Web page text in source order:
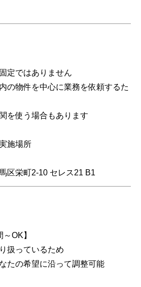
定ではありません
の物件を中心に業務を依頼するた
を使う場合もあります
施場所
区栄町2-10 セレス21 B1
OK】
扱っているため
たの希望に沿って調整可能